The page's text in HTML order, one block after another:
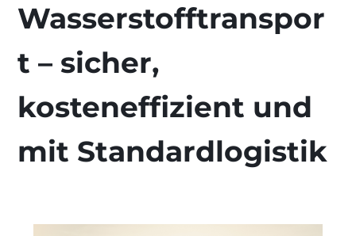
Wasserstofftranspor
t – sicher,
kosteneffizient und
mit Standardlogistik